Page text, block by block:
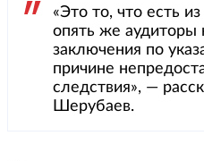
«Это то, что есть
опять же аудиторы
заключения по
причине
следствия», —
Шерубаев.